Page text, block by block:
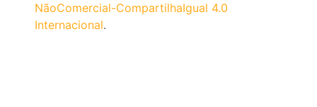
NãoComercial-CompartilhaIgual 4.0
Internacional.